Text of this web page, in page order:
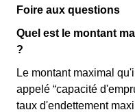
Foire aux questions
Quel est le montant
?
Le montant maximal
appelé “capacité
taux d'endettement